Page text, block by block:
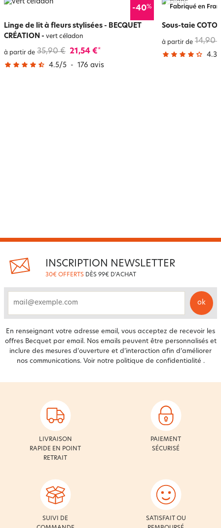
-40%
Linge de lit à fleurs stylisées - BECQUET
CRÉATION - vert céladon
à partir de 35,90 € 21,54 €*
4.5/5 - 176 avis
Sous-taie
à partir de 14,90
4.3
INSCRIPTION NEWSLETTER
30€ OFFERTS DÈS 99€ D'ACHAT
ok
En renseignant votre adresse email, vous acceptez de recevoir les
offres Becquet par email. Nos emails peuvent être personnalisés et
inclure des mesures d’ouverture et d’interaction afin d’améliorer
nos communications. Voir notre politique de confidentialité .
LIVRAISON
RAPIDE EN POINT
RETRAIT
PAIEMENT
SÉCURISÉ
SUIVI DE
SATISFAIT OU